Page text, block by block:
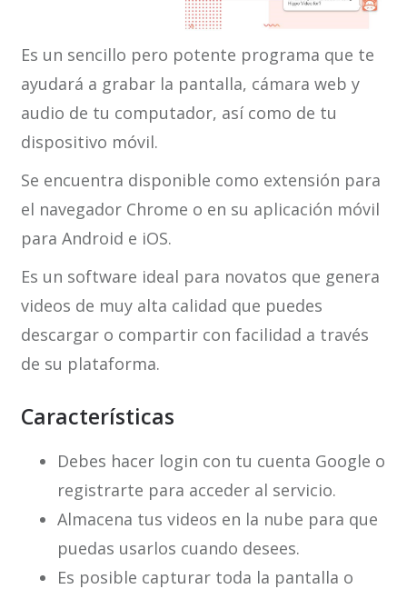
Es un sencillo pero potente programa que te
ayudará a grabar la pantalla, cámara web y
audio de tu computador, así como de tu
dispositivo móvil.
Se encuentra disponible como extensión para
el navegador Chrome o en su aplicación móvil
para Android e iOS.
Es un software ideal para novatos que genera
videos de muy alta calidad que puedes
descargar o compartir con facilidad a través
de su plataforma.
Características
Debes hacer login con tu cuenta Google o
registrarte para acceder al servicio.
Almacena tus videos en la nube para que
puedas usarlos cuando desees.
Es posible capturar toda la pantalla o